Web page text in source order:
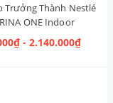
Trưởng Thành Nestlé
ONE Indoor
[Vị Gà]
- 2.140.000₫